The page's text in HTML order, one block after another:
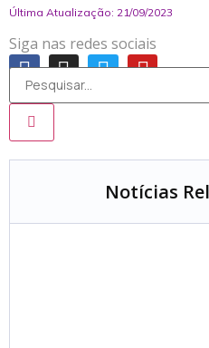
Última Atualização: 21/09/2023
Siga nas redes sociais
Notícias